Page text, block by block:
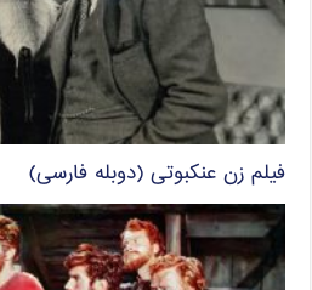
فیلم زن عنکبوتی (دوبله فارسی)